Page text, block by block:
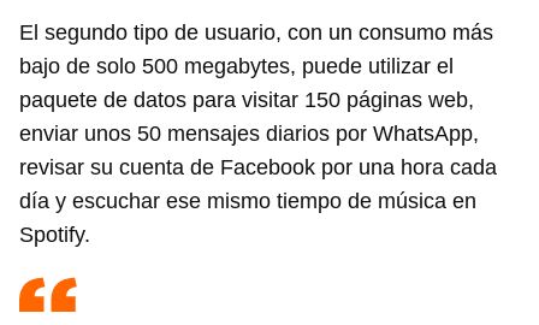
El segundo tipo de usuario, con un consumo más
bajo de solo 500 megabytes, puede utilizar el
paquete de datos para visitar 150 páginas web,
enviar unos 50 mensajes diarios por WhatsApp,
revisar su cuenta de Facebook por una hora cada
día y escuchar ese mismo tiempo de música en
Spotify.